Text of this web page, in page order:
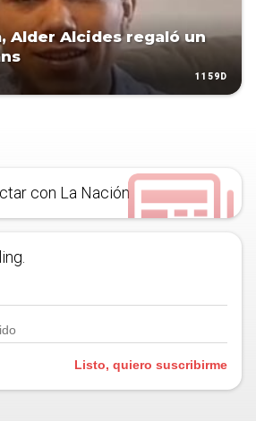
Alder Alcides regaló un
1159D
con La Nación
Listo, quiero suscribirme